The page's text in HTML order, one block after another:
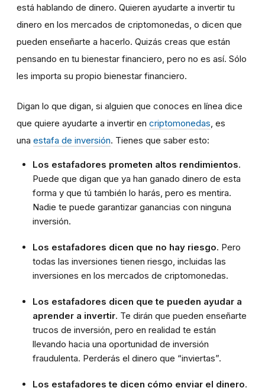
está hablando de dinero. Quieren ayudarte a invertir tu
dinero en los mercados de criptomonedas, o dicen que
pueden enseñarte a hacerlo. Quizás creas que están
pensando en tu bienestar financiero, pero no es así. Sólo
les importa su propio bienestar financiero.
Digan lo que digan, si alguien que conoces en línea dice
que quiere ayudarte a invertir en criptomonedas, es
una estafa de inversión. Tienes que saber esto:
Los estafadores prometen altos rendimientos.
Puede que digan que ya han ganado dinero de esta
forma y que tú también lo harás, pero es mentira.
Nadie te puede garantizar ganancias con ninguna
inversión.
Los estafadores dicen que no hay riesgo. Pero
todas las inversiones tienen riesgo, incluidas las
inversiones en los mercados de criptomonedas.
Los estafadores dicen que te pueden ayudar a
aprender a invertir. Te dirán que pueden enseñarte
trucos de inversión, pero en realidad te están
llevando hacia una oportunidad de inversión
fraudulenta. Perderás el dinero que “inviertas”.
Los estafadores te dicen cómo enviar el dinero.